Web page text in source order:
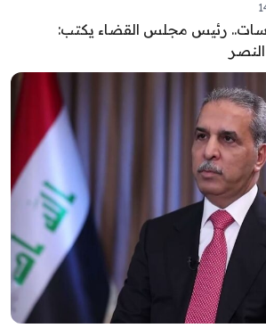
رئيس مجلس القضاء يكتب: